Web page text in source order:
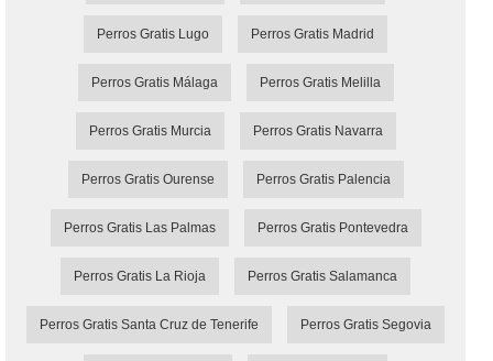
Perros Gratis Lugo Perros Gratis Madrid
Perros Gratis Málaga Perros Gratis Melilla
Perros Gratis Murcia Perros Gratis Navarra
Perros Gratis Ourense Perros Gratis Palencia
Perros Gratis Las Palmas Perros Gratis Pontevedra
Perros Gratis La Rioja Perros Gratis Salamanca
Perros Gratis Santa Cruz de Tenerife Perros Gratis Segovia